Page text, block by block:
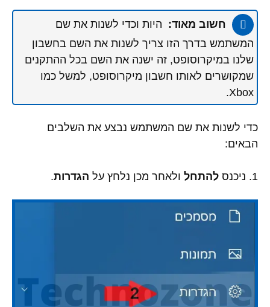
חשוב מאוד: היות וכדי לשנות את שם
המשתמש בדרך הזו צריך לשנות את השם בחשבון
שלנו במיקרוסופט, זה ישנה את השם בכל ההתקנים
שמקושרים לאותו חשבון מיקרוסופט, למשל כמו
Xbox.
כדי לשנות את שם המשתמש נבצע את השלבים
הבאים:
1. ניכנס להתחל ולאחר מכן נלחץ על הגדרות.